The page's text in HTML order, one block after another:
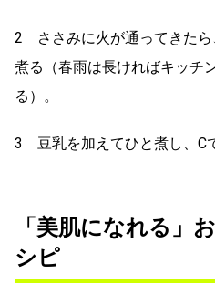
2 ささみに火が通ってきたら
煮る（春雨は長ければキッチ
る）。
3 豆乳を加えてひと煮し、C
「美肌になれる」
シピ